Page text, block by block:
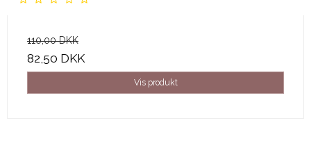
110,00 DKK
82,50 DKK
Vis produkt